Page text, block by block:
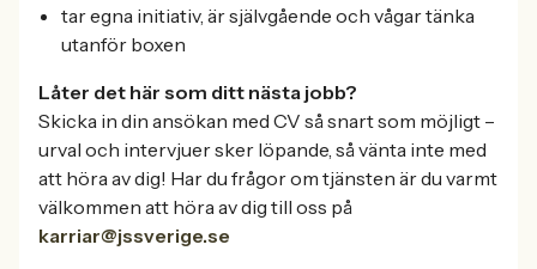
tar egna initiativ, är självgående och vågar tänka
utanför boxen
Låter det här som ditt nästa jobb?
Skicka in din ansökan med CV så snart som möjligt –
urval och intervjuer sker löpande, så vänta inte med
att höra av dig! Har du frågor om tjänsten är du varmt
välkommen att höra av dig till oss på
karriar@jssverige.se